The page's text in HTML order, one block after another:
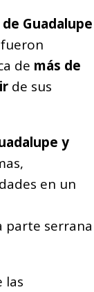
Guadalupe
de más de
de sus
y
en un
parte serrana
las